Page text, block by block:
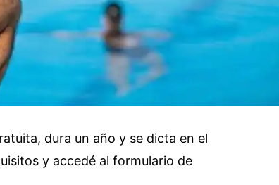
dura un año y se dicta en el
y accedé al formulario de